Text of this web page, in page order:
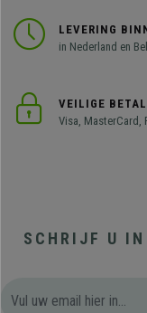
LEVERING
in Nederland en
VEILIGE
Visa, MasterCard,
SCHRIJF U IN